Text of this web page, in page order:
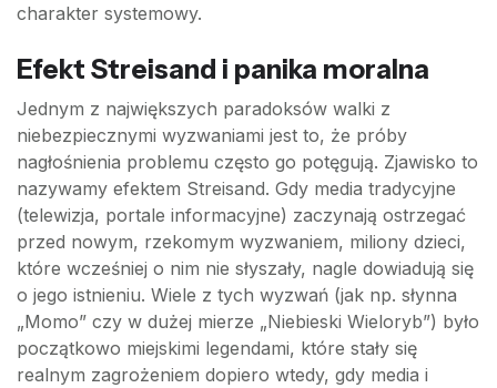
charakter systemowy.
Efekt Streisand i panika moralna
Jednym z największych paradoksów walki z
niebezpiecznymi wyzwaniami jest to, że próby
nagłośnienia problemu często go potęgują. Zjawisko to
nazywamy efektem Streisand. Gdy media tradycyjne
(telewizja, portale informacyjne) zaczynają ostrzegać
przed nowym, rzekomym wyzwaniem, miliony dzieci,
które wcześniej o nim nie słyszały, nagle dowiadują się
o jego istnieniu. Wiele z tych wyzwań (jak np. słynna
„Momo” czy w dużej mierze „Niebieski Wieloryb”) było
początkowo miejskimi legendami, które stały się
realnym zagrożeniem dopiero wtedy, gdy media i